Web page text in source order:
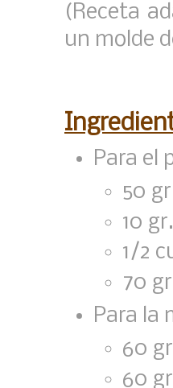
(Receta
un molde
Para el
50
10
1/2
70
Para la
60
60